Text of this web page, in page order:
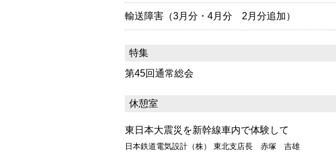
輸送障害（3月分・4月分 2月分追加）
特集
第45回通常総会
休憩室
東日本大震災を新幹線車内で体験して
日本鉄道電気設計（株） 東北支店長 赤塚 吉雄